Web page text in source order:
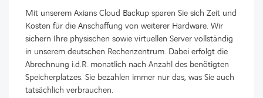
Mit unserem Axians Cloud Backup sparen Sie sich Zeit und
Kosten für die Anschaffung von weiterer Hardware. Wir
sichern Ihre physischen sowie virtuellen Server vollständig
in unserem deutschen Rechenzentrum. Dabei erfolgt die
Abrechnung i.d.R. monatlich nach Anzahl des benötigten
Speicherplatzes. Sie bezahlen immer nur das, was Sie auch
tatsächlich verbrauchen.